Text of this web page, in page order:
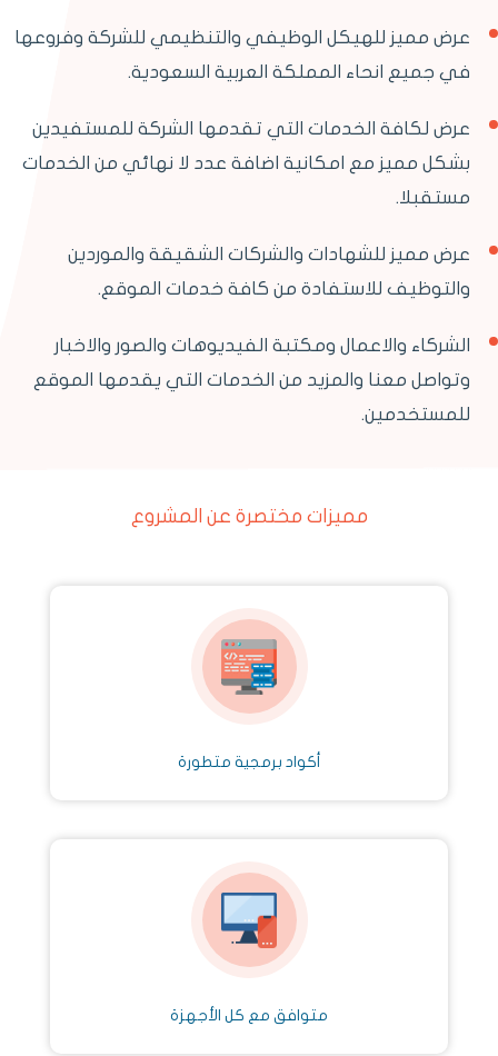
عرض مميز للهيكل الوظيفي والتنظيمي للشركة وفروعها
في جميع انحاء المملكة العربية السعودية.
عرض لكافة الخدمات التي تقدمها الشركة للمستفيدين
بشكل مميز مع امكانية اضافة عدد لا نهائي من الخدمات
مستقبلا.
عرض مميز للشهادات والشركات الشقيقة والموردين
والتوظيف للاستفادة من كافة خدمات الموقع.
الشركاء والاعمال ومكتبة الفيديوهات والصور والاخبار
وتواصل معنا والمزيد من الخدمات التي يقدمها الموقع
للمستخدمين.
مميزات مختصرة عن المشروع
أكواد برمجية متطورة
متوافق مع كل الأجهزة